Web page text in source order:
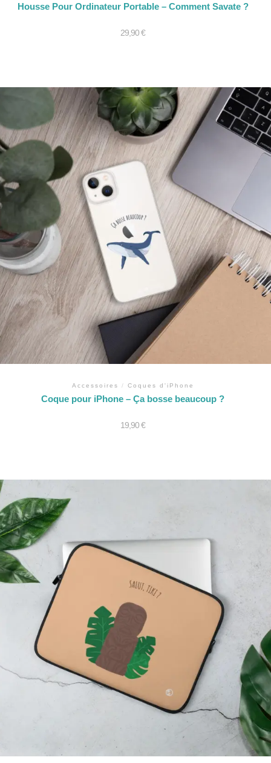
Housse Pour Ordinateur Portable – Comment Savate ?
29,90€
Accessoires / Coques d'iPhone
Coque pour iPhone – Ça bosse beaucoup ?
19,90€